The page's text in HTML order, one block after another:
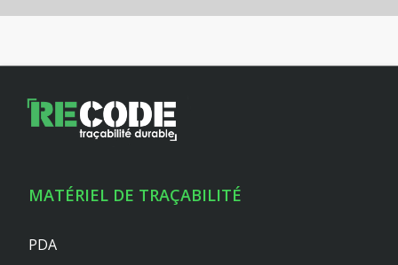
MATÉRIEL DE TRAÇABILITÉ
PDA